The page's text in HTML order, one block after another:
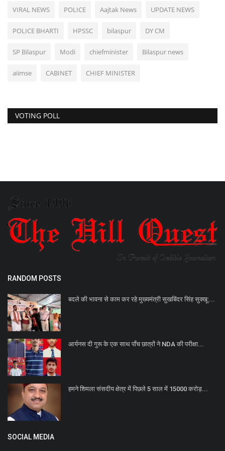
VIRAL NEWS POLICE Aajtak News UPDATE NEWS
POLICE BHARTI HPSSC bilaspur DY CM
SP Bilaspur Modi chiefminister Bilaspur news
aiimse CABINET CHIEF MINISTER
VOTING POLL
RANDOM POSTS
बदले की भावना से काम कर रहे मुख्यमंत्री सुखबिंदर सिंह सुक्खू:...
आर्यनस दी गुरू के एक साथ पाँच छात्रों ने NDA की परीक्षा...
हमने शिमला संसदीय क्षेत्र में पिछले 5 साल में 15000 करोड़...
SOCIAL MEDIA